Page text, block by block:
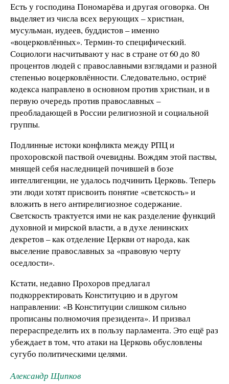
Есть у господина Пономарёва и другая оговорка. Он
выделяет из числа всех верующих – христиан,
мусульман, иудеев, буддистов – именно
«воцерковлённых». Термин-то специфический.
Социологи насчитывают у нас в стране от 60 до 80
процентов людей с православными взглядами и разной
степенью воцерковлённости. Следовательно, остриё
кодекса направлено в основном против христиан, и в
первую очередь против православных –
преобладающей в России религиозной и социальной
группы.
Подлинные истоки конфликта между РПЦ и
прохоровской паствой очевидны. Вождям этой паствы,
мнящей себя наследницей почившей в бозе
интеллигенции, не удалось подчинить Церковь. Теперь
эти люди хотят присвоить понятие «светскость» и
вложить в него антирелигиозное содержание.
Светскость трактуется ими не как разделение функций
духовной и мирской власти, а в духе ленинских
декретов – как отделение Церкви от народа, как
выселение православных за «правовую черту
оседлости».
Кстати, недавно Прохоров предлагал
подкорректировать Конституцию и в другом
направлении: «В Конституции слишком сильно
прописаны полномочия президента». И призвал
перераспределить их в пользу парламента. Это ещё раз
убеждает в том, что атаки на Церковь обусловлены
сугубо политическими целями.
Александр Щипков